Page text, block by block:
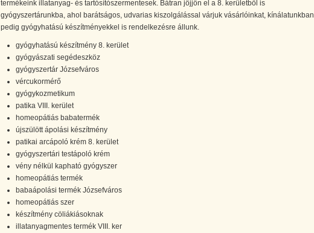
termékeink illatanyag- és tartósítószermentesek. Bátran jöjjön el a 8. kerületből is
gyógyszertárunkba, ahol barátságos, udvarias kiszolgálással várjuk vásárlóinkat, kínálatunkban
pedig gyógyhatású készítményekkel is rendelkezésre állunk.
gyógyhatású készítmény 8. kerület
gyógyászati segédeszköz
gyógyszertár Józsefváros
vércukormérő
gyógykozmetikum
patika VIII. kerület
homeopátiás babatermék
újszülött ápolási készítmény
patikai arcápoló krém 8. kerület
gyógyszertári testápoló krém
vény nélkül kapható gyógyszer
homeopátiás termék
babaápolási termék Józsefváros
homeopátiás szer
készítmény cöliákiásoknak
illatanyagmentes termék VIII. ker